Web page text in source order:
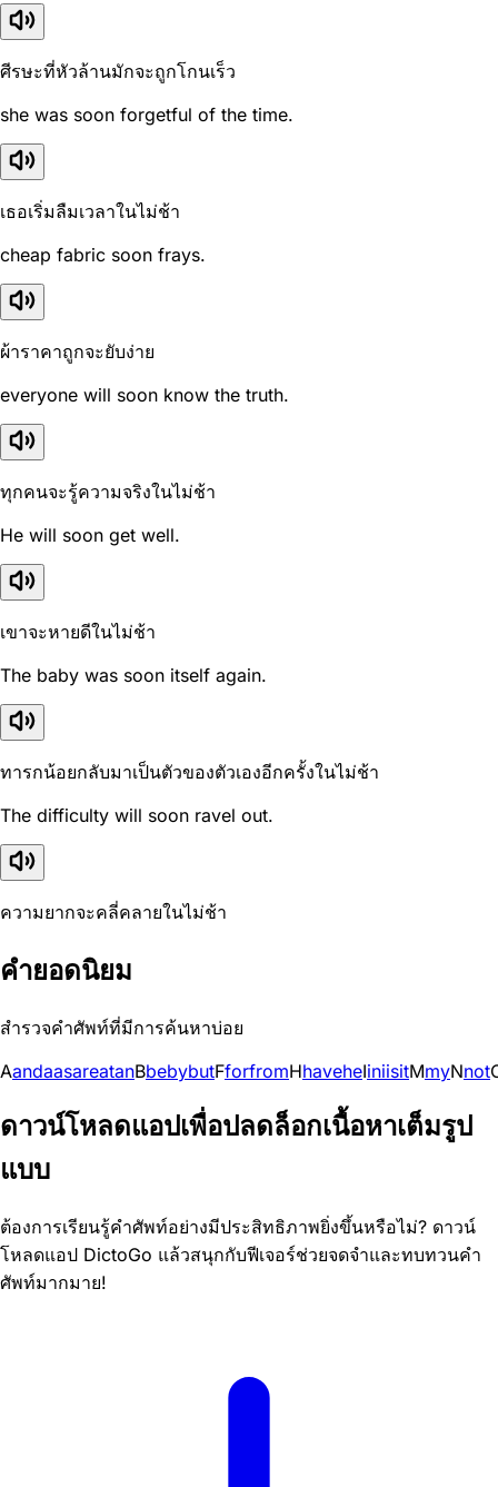
ศีรษะที่หัวล้านมักจะถูกโกนเร็ว
she was soon forgetful of the time.
เธอเริ่มลืมเวลาในไม่ช้า
cheap fabric soon frays.
ผ้าราคาถูกจะยับง่าย
everyone will soon know the truth.
ทุกคนจะรู้ความจริงในไม่ช้า
He will soon get well.
เขาจะหายดีในไม่ช้า
The baby was soon itself again.
ทารกน้อยกลับมาเป็นตัวของตัวเองอีกครั้งในไม่ช้า
The difficulty will soon ravel out.
ความยากจะคลี่คลายในไม่ช้า
คำยอดนิยม
สำรวจคำศัพท์ที่มีการค้นหาบ่อย
AandaasareatanBbebybutFforfromHhaveheIiniisitMmyNnot
ดาวน์โหลดแอปเพื่อปลดล็อกเนื้อหาเต็มรูป
แบบ
ต้องการเรียนรู้คำศัพท์อย่างมีประสิทธิภาพยิ่งขึ้นหรือไม่? ดาวน์
โหลดแอป DictoGo แล้วสนุกกับฟีเจอร์ช่วยจดจำและทบทวนคำ
ศัพท์มากมาย!